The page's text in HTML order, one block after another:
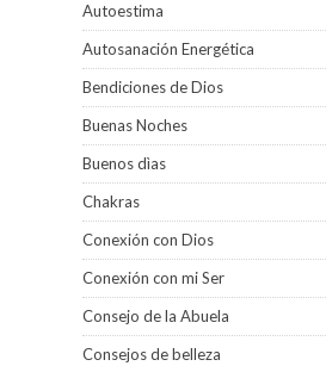
Autoestima
Autosanación Energética
Bendiciones de Dios
Buenas Noches
Buenos dìas
Chakras
Conexión con Dios
Conexión con mi Ser
Consejo de la Abuela
Consejos de belleza